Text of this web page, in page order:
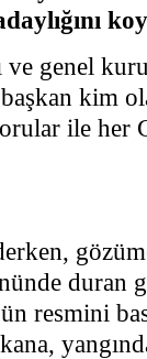
ve genel
kim
ile her
duran
resmini